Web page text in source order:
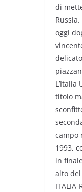
di
oggi
titolo
campo
1993,
in
alto